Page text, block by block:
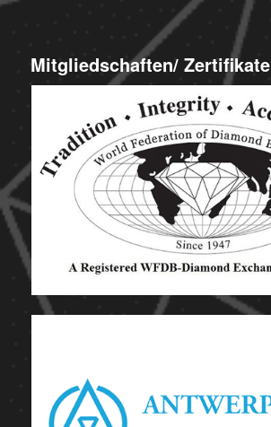
Mitgliedschaften/ Zertifikate